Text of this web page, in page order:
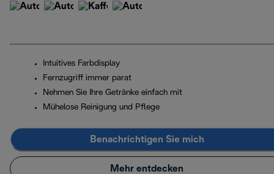
Intuitives Farbdisplay
Fernzugriff immer parat
Nehmen Sie Ihre Getränke einfach mit
Mühelose Reinigung und Pflege
Benachrichtigen Sie mich
Mehr entdecken